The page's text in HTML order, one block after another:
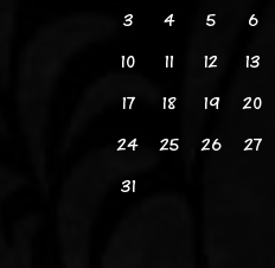
3
4 5 6
10
11 12 13
17
18 19 20
24
25 26 27
31